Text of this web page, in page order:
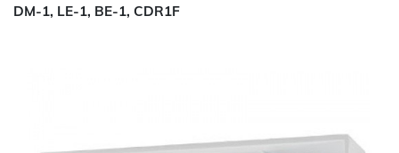
DM-1, LE-1, BE-1, CDR1F